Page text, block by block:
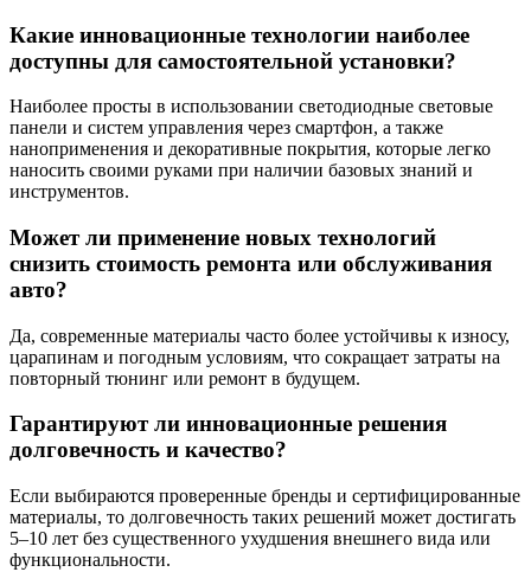
Какие инновационные технологии наиболее
доступны для самостоятельной установки?
Наиболее просты в использовании светодиодные световые
панели и систем управления через смартфон, а также
наноприменения и декоративные покрытия, которые легко
наносить своими руками при наличии базовых знаний и
инструментов.
Может ли применение новых технологий
снизить стоимость ремонта или обслуживания
авто?
Да, современные материалы часто более устойчивы к износу,
царапинам и погодным условиям, что сокращает затраты на
повторный тюнинг или ремонт в будущем.
Гарантируют ли инновационные решения
долговечность и качество?
Если выбираются проверенные бренды и сертифицированные
материалы, то долговечность таких решений может достигать
5–10 лет без существенного ухудшения внешнего вида или
функциональности.